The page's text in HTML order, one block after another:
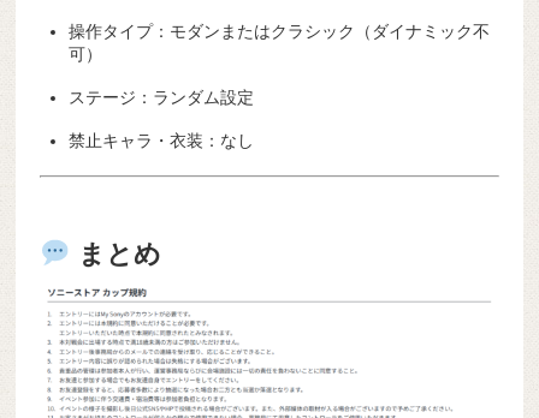
操作タイプ：モダンまたはクラシック（ダイナミック不
可）
ステージ：ランダム設定
禁止キャラ・衣装：なし
まとめ